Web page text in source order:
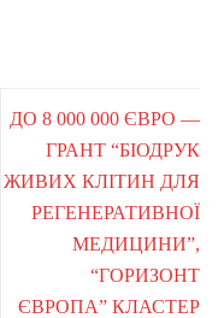
ДО 8 000 000 ЄВРО —
ГРАНТ “БІОДРУК
ЖИВИХ КЛІТИН ДЛЯ
РЕГЕНЕРАТИВНОЇ
МЕДИЦИНИ”,
“ГОРИЗОНТ
ЄВРОПА” КЛАСТЕР